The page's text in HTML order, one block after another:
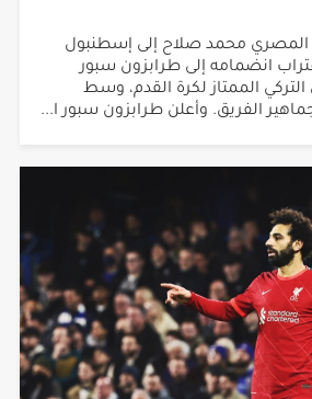
محمد صلاح إلى إسطنبول
انضمامه إلى طرابزون سبور
الممتاز لكرة القدم، وسط
الفريق. وأعلن طرابزون سبور ا...